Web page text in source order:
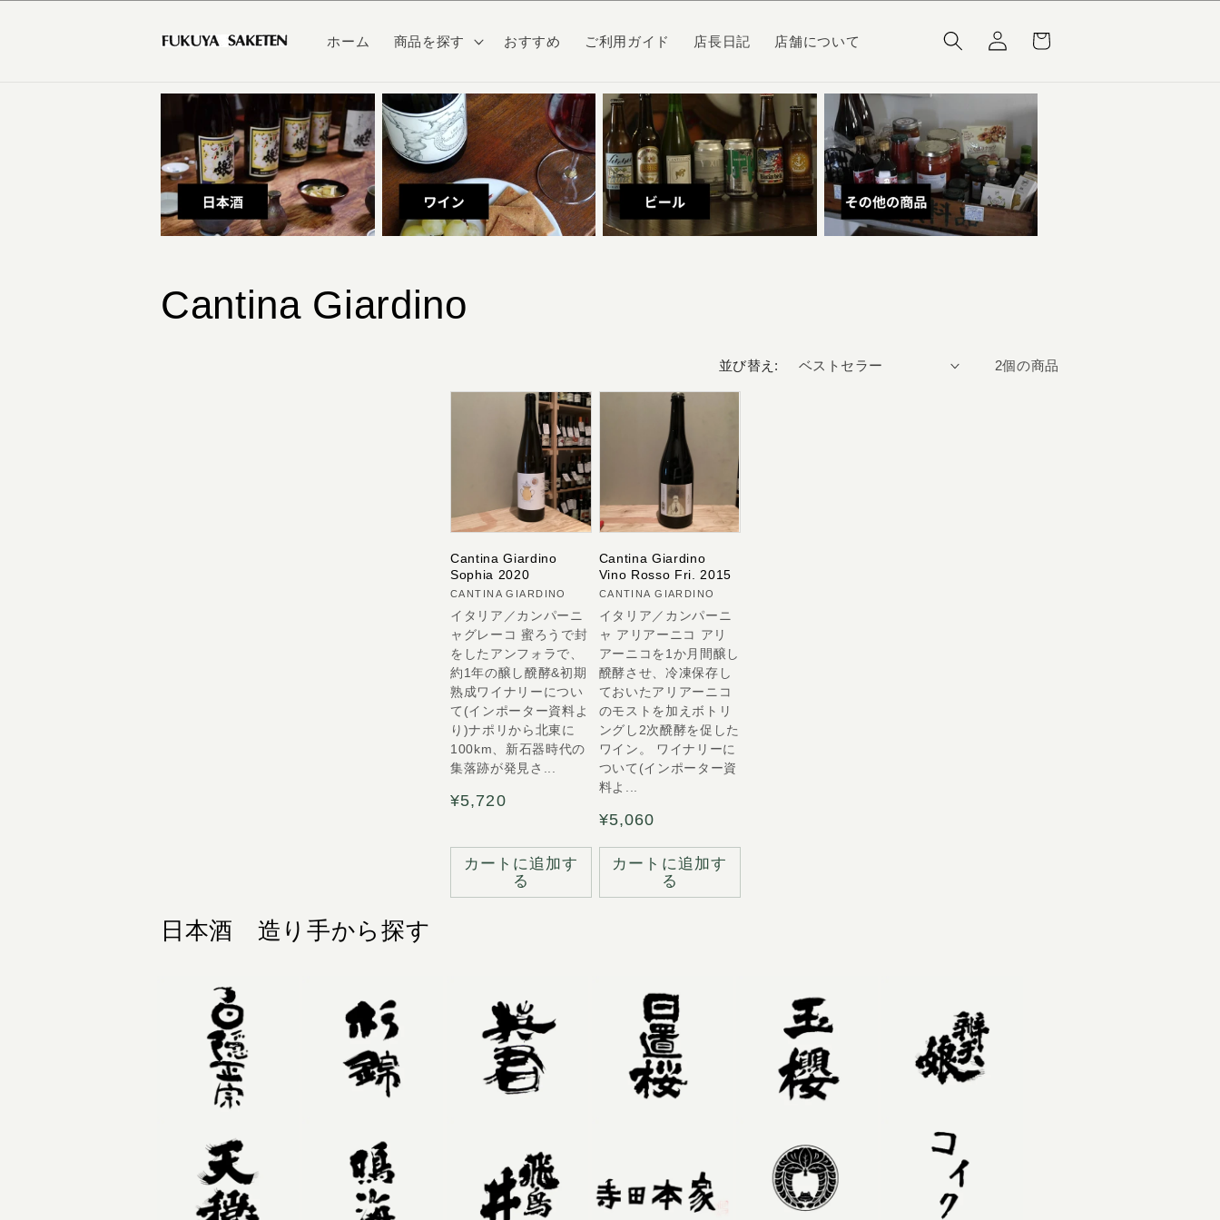
コンテ
ホーム 商品を探す おすすめ ご利用ガイド 店長日記 店舗について
ロ
グ
イ
ー
コ
Cantina Giardino
並び替え: 2個の商品
Cantina Giardino
Sophia 2020
販
売
元:
CANTINA GIARDINO
イタリア／カンパーニ
ャグレーコ 蜜ろうで封
をしたアンフォラで、
約1年の醸し醗酵&初期
熟成ワイナリーについ
て(インポーター資料よ
り)ナポリから北東に
100km、新石器時代の
集落跡が発見さ...
通
格
¥5,720
カートに追加す
る
Cantina Giardino
Vino Rosso Fri. 2015
販
売
元:
CANTINA GIARDINO
イタリア／カンパーニ
ャ アリアーニコ アリ
アーニコを1か月間醸し
醗酵させ、冷凍保存し
ておいたアリアーニコ
のモストを加えボトリ
ングし2次醗酵を促した
ワイン。 ワイナリーに
ついて(インポーター資
料よ...
通
価
¥5,060
カートに追加す
る
日本酒 造り手から探す